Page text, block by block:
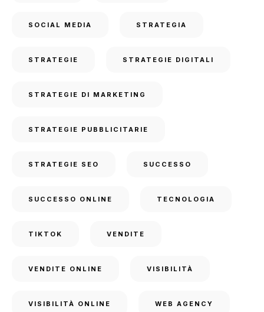
SOCIAL MEDIA STRATEGIA
STRATEGIE STRATEGIE DIGITALI
STRATEGIE DI MARKETING
STRATEGIE PUBBLICITARIE
STRATEGIE SEO SUCCESSO
SUCCESSO ONLINE TECNOLOGIA
TIKTOK VENDITE
VENDITE ONLINE VISIBILITÀ
VISIBILITÀ ONLINE WEB AGENCY